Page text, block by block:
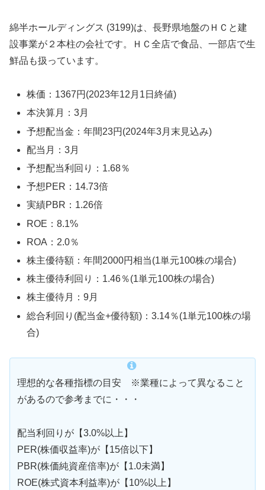
綿半ホールディングス (3199)は、長野県地盤のＨＣと建
設事業が２本柱の会社です。ＨＣ全店で食品、一部店で生
鮮品も扱っています。
株価：1367円(2023年12月1日終値)
本決算月：3月
予想配当金：年間23円(2024年3月末見込み)
配当月：3月
予想配当利回り：1.68％
予想PER：14.73倍
実績PBR：1.26倍
ROE：8.1%
ROA：2.0％
株主優待額：年間2000円相当(1単元100株の場合)
株主優待利回り：1.46％(1単元100株の場合)
株主優待月：9月
総合利回り(配当金+優待額)：3.14％(1単元100株の場
合)
理想的な各種指標の目安 ※業種によって異なること
があるので参考までに・・・
配当利回りが【3.0%以上】
PER(株価収益率)が【15倍以下】
PBR(株価純資産倍率)が【1.0未満】
ROE(株式資本利益率)が【10%以上】